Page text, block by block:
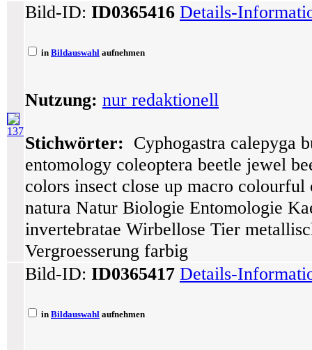
137
Bild-ID: ID0365416 Details-
in Bildauswahl aufnehmen
Nutzung: nur redaktionell
Stichwörter: Cyphogastra calepyga
entomology coleoptera beetle jewel
colors insect close up macro
natura Natur Biologie Entomologie
invertebratae Wirbellose Tier
Vergroesserung farbig
Bild-ID: ID0365417 Details-
in Bildauswahl aufnehmen